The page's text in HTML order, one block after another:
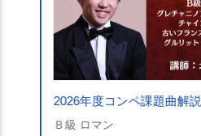
2026年度コンペ課題曲解説
Ｂ級 ロマン